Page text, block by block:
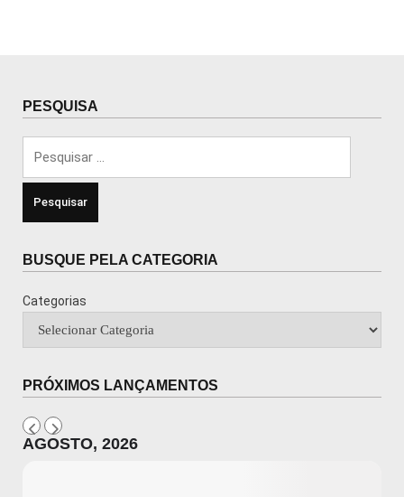
PESQUISA
BUSQUE PELA CATEGORIA
Categorias
PRÓXIMOS LANÇAMENTOS
AGOSTO, 2026